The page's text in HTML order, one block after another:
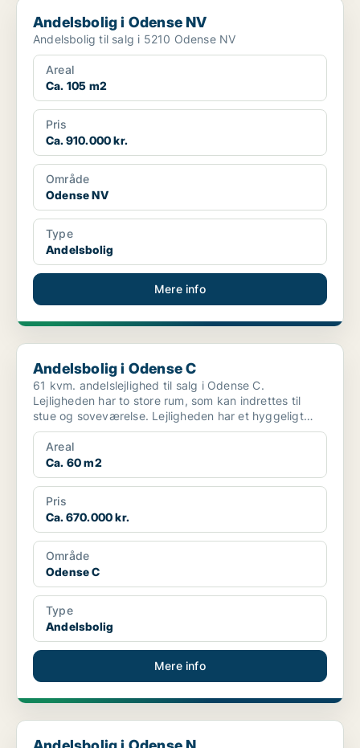
Andelsbolig i Odense NV
Andelsbolig i Odense NV
Andelsbolig til salg i 5210 Odense NV
Areal
Ca. 105 m2
Pris
Ca. 910.000 kr.
Område
Odense NV
Type
Andelsbolig
Mere info
Andelsbolig i Odense C
Andelsbolig i Odense C
61 kvm. andelslejlighed til salg i Odense C.
Lejligheden har to store rum, som kan indrettes til
stue og soveværelse. Lejligheden har et hyggeligt
seperat kø...
Areal
Ca. 60 m2
Pris
Ca. 670.000 kr.
Område
Odense C
Type
Andelsbolig
Mere info
Andelsbolig i Odense N